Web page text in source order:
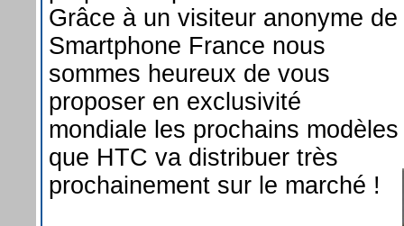
Grâce à un visiteur anonyme de
Smartphone France nous
sommes heureux de vous
proposer en exclusivité
mondiale les prochains modèles
que HTC va distribuer très
prochainement sur le marché !